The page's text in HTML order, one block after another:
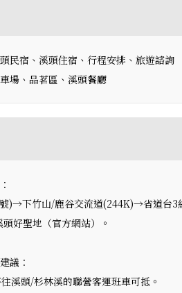
民宿、溪頭住宿、行程安排、旅遊諮詢
場、品茗區、溪頭餐廳
)→下竹山/鹿谷交流道(244K)→省道台
好聖地（官方網站）。
議：
溪頭/杉林溪的聯營客運班車可抵。